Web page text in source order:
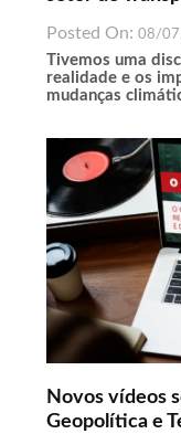
Posted On: 08/
Tivemos uma
realidade e os
mudanças
Novos vídeos
Geopolítica e